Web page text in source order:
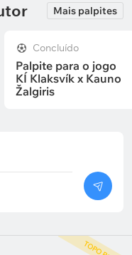
Mais palpites
Concluído
Palpite para o jogo
KÍ Klaksvík x Kauno
Žalgiris